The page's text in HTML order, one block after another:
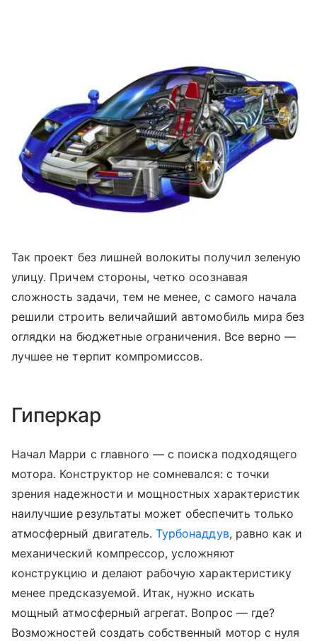
Так проект без лишней волокиты получил зеленую
улицу. Причем стороны, четко осознавая
сложность задачи, тем не менее, с самого начала
решили строить величайший автомобиль мира без
оглядки на бюджетные ограничения. Все верно —
лучшее не терпит компромиссов.
Гиперкар
Начал Марри с главного — с поиска подходящего
мотора. Конструктор не сомневался: с точки
зрения надежности и мощностных характеристик
наилучшие результаты может обеспечить только
атмосферный двигатель.Турбонаддув, равно как и
механический компрессор, усложняют
конструкцию и делают рабочую характеристику
менее предсказуемой. Итак, нужно искать
мощный атмосферный агрегат. Вопрос — где?
Возможностей создать собственный мотор с нуля